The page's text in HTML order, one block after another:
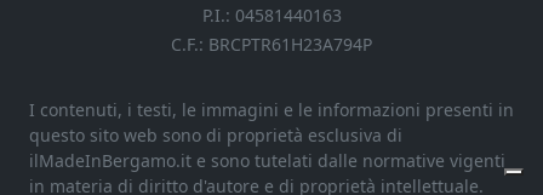
P.I.: 04581440163
C.F.: BRCPTR61H23A794P
I contenuti, i testi, le immagini e le informazioni presenti in
questo sito web sono di proprietà esclusiva di
ilMadeInBergamo.it e sono tutelati dalle normative vigenti
in materia di diritto d'autore e di proprietà intellettuale.